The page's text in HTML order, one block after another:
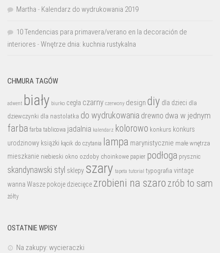
Martha - Kalendarz do wydrukowania 2019
10 Tendencias para primavera/verano en la decoración de
interiores -Wnętrze dnia: kuchnia rustykalna
CHMURA TAGÓW
adwent biały biurko cegła czarny czerwony design diy dla dzieci dla
dziewczynki dla nastolatka do wydrukowania drewno dwa w jednym
farba farba tablicowa jadalnia kalendarz kolorowo konkurs konkurs
urodzinowy książki kącik do czytania lampa marynistycznie małe wnętrza
mieszkanie niebieski okno ozdoby choinkowe papier podłoga prysznic
skandynawski styl sklepy szary tapeta tutorial typografia vintage
wanna Wasze pokoje dziecięce zrobieni na szaro zrób to sam
żółty
OSTATNIE WPISY
Na zakupy: wycieraczki